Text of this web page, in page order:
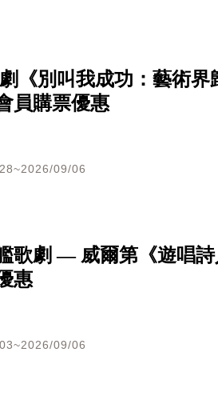
《別叫我成功：藝術界
員購票優惠
09/06
歌劇 — 威爾第《遊唱詩
惠
09/06